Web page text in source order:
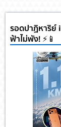
รอดปาฏิหาริย์
ฟ้าไม่พัง! ⚡📱